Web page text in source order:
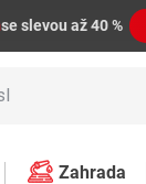
se slevou až 40 %
Zahrada